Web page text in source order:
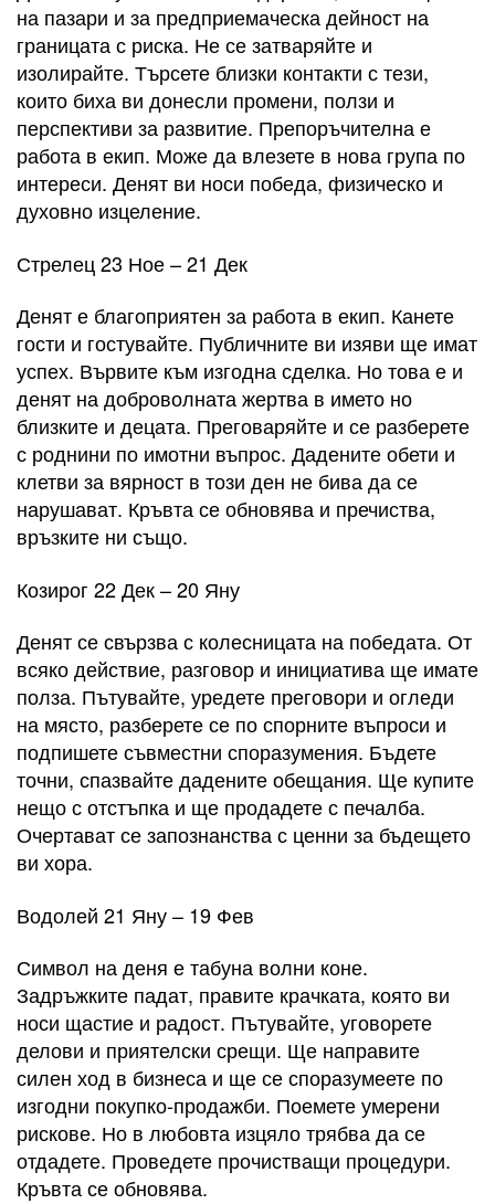
на пазари и за предприемаческа дейност на
границата с риска. Не се затваряйте и
изолирайте. Търсете близки контакти с тези,
които биха ви донесли промени, ползи и
перспективи за развитие. Препоръчителна е
работа в екип. Може да влезете в нова група по
интереси. Денят ви носи победа, физическо и
духовно изцеление.
Стрелец 23 Ное – 21 Дек
Денят е благоприятен за работа в екип. Канете
гости и гостувайте. Публичните ви изяви ще имат
успех. Вървите към изгодна сделка. Но това е и
денят на доброволната жертва в името но
близките и децата. Преговаряйте и се разберете
с роднини по имотни въпрос. Дадените обети и
клетви за вярност в този ден не бива да се
нарушават. Кръвта се обновява и пречиства,
връзките ни също.
Козирог 22 Дек – 20 Яну
Денят се свързва с колесницата на победата. От
всяко действие, разговор и инициатива ще имате
полза. Пътувайте, уредете преговори и огледи
на място, разберете се по спорните въпроси и
подпишете съвместни споразумения. Бъдете
точни, спазвайте дадените обещания. Ще купите
нещо с отстъпка и ще продадете с печалба.
Очертават се запознанства с ценни за бъдещето
ви хора.
Водолей 21 Яну – 19 Фев
Символ на деня е табуна волни коне.
Задръжките падат, правите крачката, която ви
носи щастие и радост. Пътувайте, уговорете
делови и приятелски срещи. Ще направите
силен ход в бизнеса и ще се споразумеете по
изгодни покупко-продажби. Поемете умерени
рискове. Но в любовта изцяло трябва да се
отдадете. Проведете прочистващи процедури.
Кръвта се обновява.